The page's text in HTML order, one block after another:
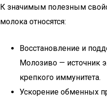
К значимым полезным
молока относятся:
Восстановление и
Молозиво — источник
крепкого иммунитета.
Ускорение обменных